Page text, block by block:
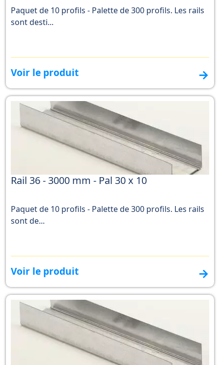
Paquet de 10 profils - Palette de 300 profils. Les rails
sont desti...
Voir le produit →
Rail 36 - 3000 mm - Pal 30 x 10
Paquet de 10 profils - Palette de 300 profils. Les rails
sont de...
Voir le produit →